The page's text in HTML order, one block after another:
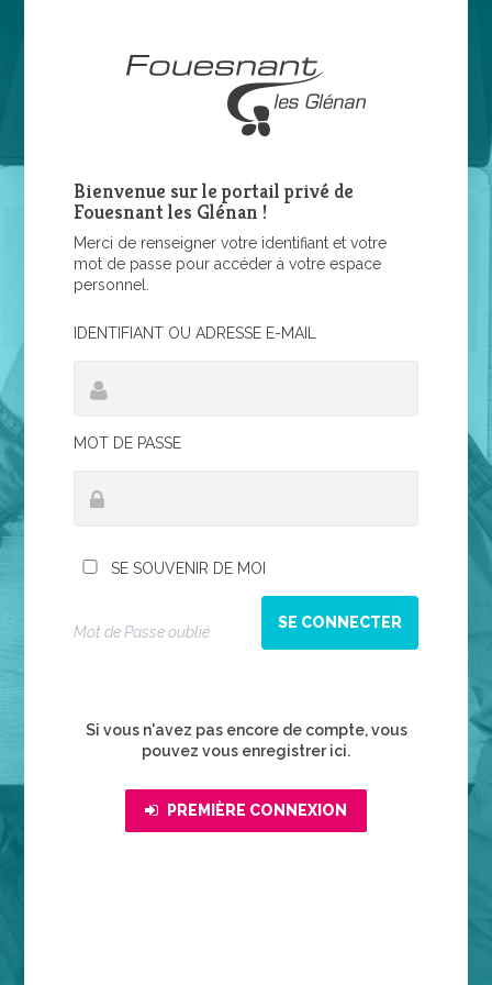
Bienvenue sur le portail privé de
Fouesnant les Glénan !
Merci de renseigner votre identifiant et votre
mot de passe pour accéder à votre espace
personnel.
IDENTIFIANT OU ADRESSE E-MAIL
MOT DE PASSE
SE SOUVENIR DE MOI
Mot de Passe oublié
Si vous n'avez pas encore de compte, vous
pouvez vous enregistrer ici.
PREMIÈRE CONNEXION